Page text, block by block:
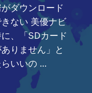
ダウンロード
ない 美優ナビ
、「SDカード
りません」と
いいの …